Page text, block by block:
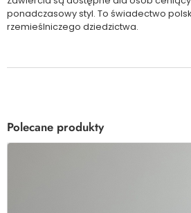
ponadczasowy styl. To świadectwo
rzemieślniczego dziedzictwa.
Polecane produkty